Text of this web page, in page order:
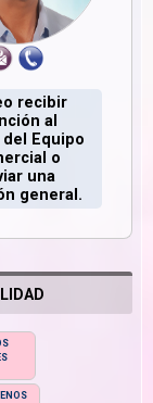
recibir
al
Equipo
o
una
general.